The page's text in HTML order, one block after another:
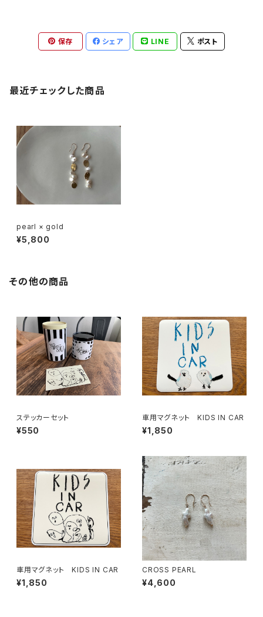
保存 シェア LINE ポスト
最近チェックした商品
pearl × gold
¥5,800
その他の商品
ステッカーセット
¥550
車用マグネット KIDS IN CAR
¥1,850
車用マグネット KIDS IN CAR
¥1,850
CROSS PEARL
¥4,600